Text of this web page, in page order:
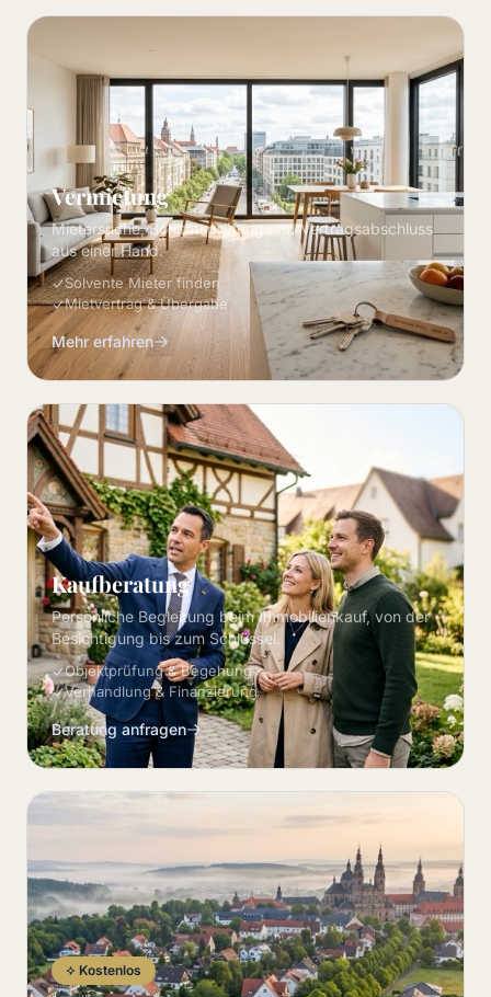
Vermietung
Mietersuche, Bonitätsprüfung und Vertragsabschluss
aus einer Hand.
Solvente Mieter finden
Mietvertrag & Übergabe
Mehr erfahren
Kaufberatung
Persönliche Begleitung beim Immobilienkauf, von der
Besichtigung bis zum Schlüssel.
Objektprüfung & Begehung
Verhandlung & Finanzierung
Beratung anfragen
Kostenlos